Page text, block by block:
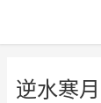
逆水寒